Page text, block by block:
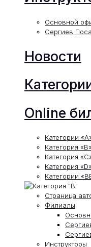
Основной
Сергиев
Новости
Online
Категории
Категория
Категория
Категория
Категории
Страница
Филиалы
Инструкторы